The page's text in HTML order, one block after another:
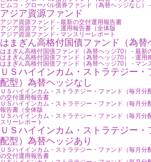
ピムコ・グローバル債券ファンド（為替ヘッジなし）
アジア資源ファンド
アジア資源ファンド - 最新の交付運用報告書
アジア資源ファンド - 運用報告書（全体版
アジア資源ファンド - マンスリーレポート
はまぎん高格付国債ファンド（為替
はまぎん高格付国債ファンド（為替ヘッジ70） - 最新
はまぎん高格付国債ファンド（為替ヘッジ70） - 運用
はまぎん高格付国債ファンド（為替ヘッジ70） - マン
ＵＳハイインカム・ストラテジー
配型）為替ヘッジなし
ＵＳハイインカム・ストラテジー・ファンド（毎月分
の交付運用報告書
ＵＳハイインカム・ストラテジー・ファンド（毎月分
報告書（全体版
ＵＳハイインカム・ストラテジー・ファンド（毎月分
スリーレポート
ＵＳハイインカム・ストラテジー
配型）為替ヘッジあり
ＵＳハイインカム・ストラテジー・ファンド（毎月分
の交付運用報告書